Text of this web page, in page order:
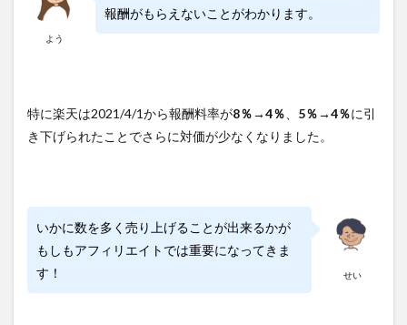
よう
報酬がもらえないことがわかります。
特に楽天は2021/4/1から報酬料率が8％→4％ 5％→4％に引
き下げられたことでさらに対価が少なくなりました。
せい
いかに数を多く売り上げることが出来るかが
もしもアフィリエイトでは重要になってきま
す！